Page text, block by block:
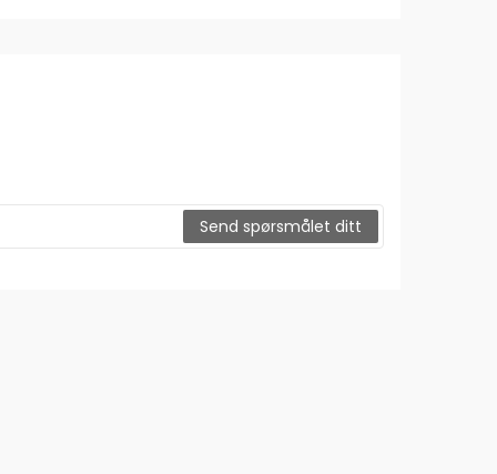
Send spørsmålet ditt